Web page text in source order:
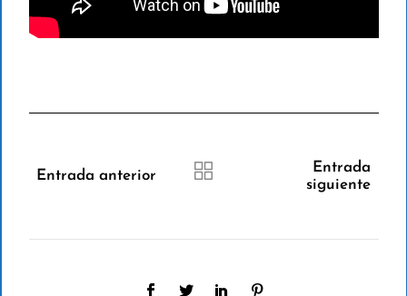
Entrada anterior
Entrada
siguiente